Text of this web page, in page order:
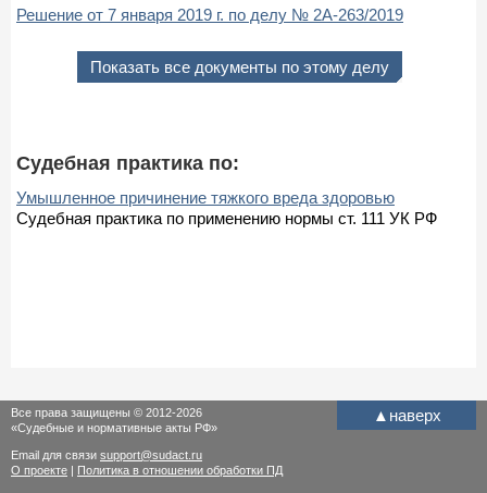
Решение от 7 января 2019 г. по делу № 2А-263/2019
Показать все документы по этому делу
Судебная практика по:
Умышленное причинение тяжкого вреда здоровью
Судебная практика по применению нормы ст. 111 УК РФ
▲ наверх
Все права защищены © 2012-2026
«Судебные и нормативные акты РФ»
Email для связи support@sudact.ru
О проекте | Политика в отношении обработки ПД